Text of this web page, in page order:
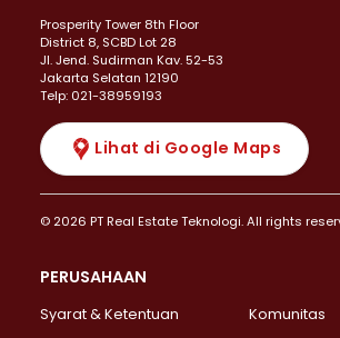
Prosperity Tower 8th Floor
District 8, SCBD Lot 28
JI. Jend. Sudirman Kav. 52-53
Jakarta Selatan 12190
Telp: 021-38959193
Lihat di Google Maps
© 2026 PT Real Estate Teknologi. All rights
PERUSAHAAN
Syarat & Ketentuan
Komunitas